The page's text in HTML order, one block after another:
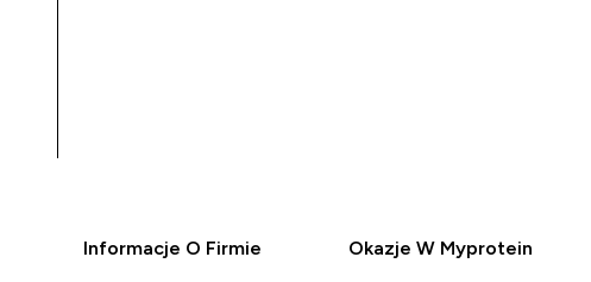
Informacje O Firmie Okazje W Myprotein